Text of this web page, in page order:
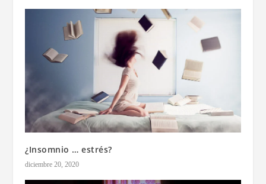
¿Insomnio … estrés?
diciembre 20, 2020